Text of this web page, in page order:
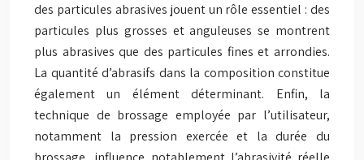
des particules abrasives jouent un rôle essentiel : des
particules plus grosses et anguleuses se montrent
plus abrasives que des particules fines et arrondies.
La quantité d’abrasifs dans la composition constitue
également un élément déterminant. Enfin, la
technique de brossage employée par l’utilisateur,
notamment la pression exercée et la durée du